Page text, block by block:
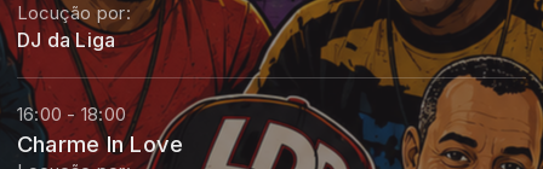
Locução por:
DJ da Liga
16:00 - 18:00
Charme In Love